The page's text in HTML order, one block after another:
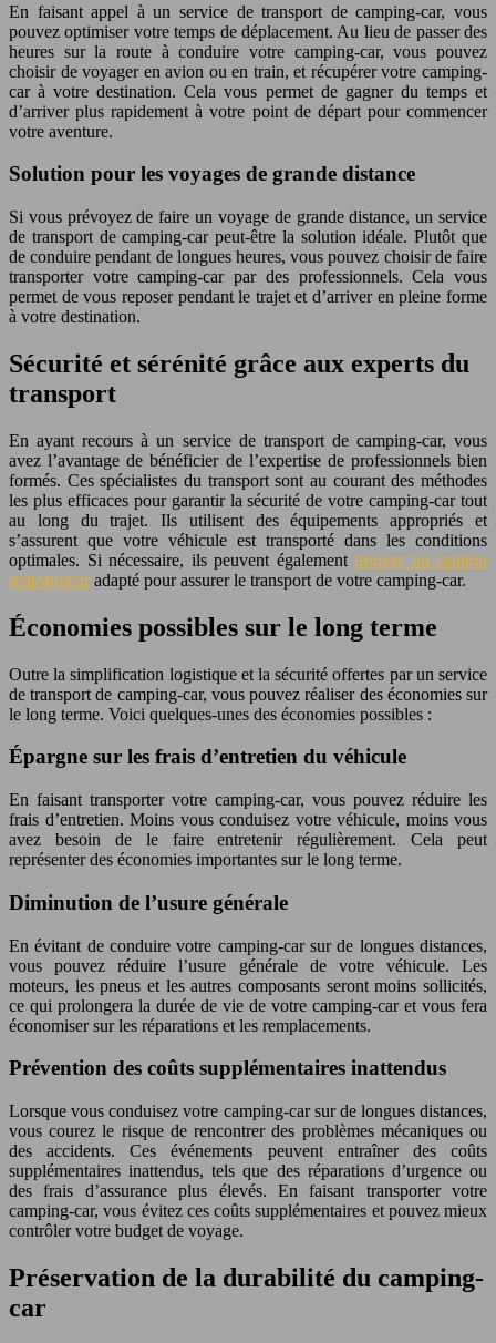
En faisant appel à un service de transport de camping-car, vous
pouvez optimiser votre temps de déplacement. Au lieu de passer des
heures sur la route à conduire votre camping-car, vous pouvez
choisir de voyager en avion ou en train, et récupérer votre camping-
car à votre destination. Cela vous permet de gagner du temps et
d’arriver plus rapidement à votre point de départ pour commencer
votre aventure.
Solution pour les voyages de grande distance
Si vous prévoyez de faire un voyage de grande distance, un service
de transport de camping-car peut-être la solution idéale. Plutôt que
de conduire pendant de longues heures, vous pouvez choisir de faire
transporter votre camping-car par des professionnels. Cela vous
permet de vous reposer pendant le trajet et d’arriver en pleine forme
à votre destination.
Sécurité et sérénité grâce aux experts du
transport
En ayant recours à un service de transport de camping-car, vous
avez l’avantage de bénéficier de l’expertise de professionnels bien
formés. Ces spécialistes du transport sont au courant des méthodes
les plus efficaces pour garantir la sécurité de votre camping-car tout
au long du trajet. Ils utilisent des équipements appropriés et
s’assurent que votre véhicule est transporté dans les conditions
optimales. Si nécessaire, ils peuvent également trouver un camion
remorqueuradapté pour assurer le transport de votre camping-car.
Économies possibles sur le long terme
Outre la simplification logistique et la sécurité offertes par un service
de transport de camping-car, vous pouvez réaliser des économies sur
le long terme. Voici quelques-unes des économies possibles :
Épargne sur les frais d’entretien du véhicule
En faisant transporter votre camping-car, vous pouvez réduire les
frais d’entretien. Moins vous conduisez votre véhicule, moins vous
avez besoin de le faire entretenir régulièrement. Cela peut
représenter des économies importantes sur le long terme.
Diminution de l’usure générale
En évitant de conduire votre camping-car sur de longues distances,
vous pouvez réduire l’usure générale de votre véhicule. Les
moteurs, les pneus et les autres composants seront moins sollicités,
ce qui prolongera la durée de vie de votre camping-car et vous fera
économiser sur les réparations et les remplacements.
Prévention des coûts supplémentaires inattendus
Lorsque vous conduisez votre camping-car sur de longues distances,
vous courez le risque de rencontrer des problèmes mécaniques ou
des accidents. Ces événements peuvent entraîner des coûts
supplémentaires inattendus, tels que des réparations d’urgence ou
des frais d’assurance plus élevés. En faisant transporter votre
camping-car, vous évitez ces coûts supplémentaires et pouvez mieux
contrôler votre budget de voyage.
Préservation de la durabilité du camping-
car